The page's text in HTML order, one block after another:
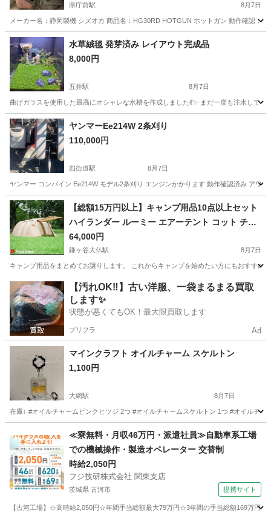
県庁前駅 8月7日
メーカー名：静岡製機 シズオカ 商品名：HG30RD HOTGUN ホットガン 動作確認：
千葉 千葉市 県庁前駅 その他
水草絨毯 発芽済み レイアウト完成品
8,000円
五井駅 8月7日
曲げガラスを使用した最高にオシャレな水槽を作成しました💃✨️ まだ一度も注水し
千葉 市原市
ヤンマーEe214W 2条刈り
110,000円
四街道駅 8月7日
ヤンマー コンバイン Ee214W モデル2条刈り エンジンかかります 動作確認済み アワ
千葉 四街道市 四街道駅 その他
【総額15万円以上】キャンプ用品10点以上セット
ハイランダー ルーミー エアーテント コット チェ
ア テーブル エアベッド付
64,000円
鎌ヶ谷大仏駅 8月7日
キャンプ用品をまとめてお譲りします。 これからキャンプを始めたい方にもおすす
千葉 鎌ケ谷市 鎌ヶ谷大仏駅 その他 ハイランダー
【汚れOK‼️】古い洋服、一袋まるまる買取
します✨
状態が悪くてもOK！最大限買取します
プリフラ Ad
マインクラフト オイルチャーム スケルトン
1,100円
大網駅 8月7日
在庫↓ #オイルチャームピンクヒツジ 2つ #オイルチャームスケルトン 1つ #オイルチ
大網駅 その他 マインクラフト
≪寮無料・月収46万円・派遣社員≫自動車系工場
での機械操作・製造オペレーター 交替制
時給2,050円
フジ技研株式会社 関東支店
茨城県 古河市 提携サイト
【古河工場】☆高時給2,050円☆年間手当総額最大79万円☆3年間の手当総額169万円